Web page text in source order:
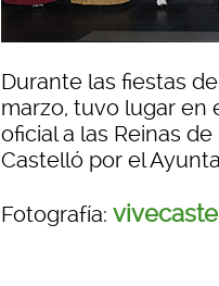
Durante las fiestas
marzo, tuvo lugar en
oficial a las Reinas
Castelló por el
Fotografía: